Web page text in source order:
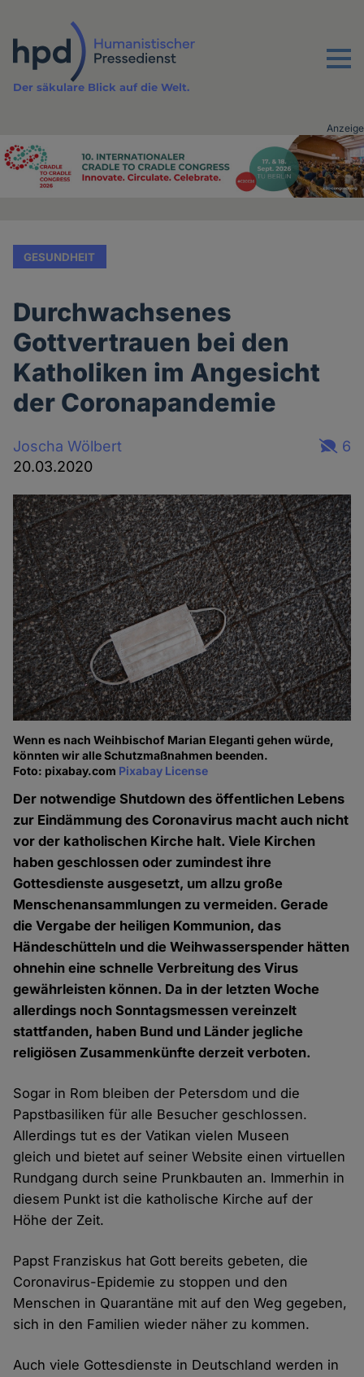
Inhalt
Menu
Der säkulare Blick auf die Welt.
Advertising
Anzeige
GESUNDHEIT
Durchwachsenes
Gottvertrauen bei den
Katholiken im Angesicht
der Coronapandemie
Joscha Wölbert
20.03.2020
6
Wenn es nach Weihbischof Marian Eleganti gehen würde,
könnten wir alle Schutzmaßnahmen beenden.
Foto: pixabay.com Pixabay License
Der notwendige Shutdown des öffentlichen Lebens
zur Eindämmung des Coronavirus macht auch nicht
vor der katholischen Kirche halt. Viele Kirchen
haben geschlossen oder zumindest ihre
Gottesdienste ausgesetzt, um allzu große
Menschenansammlungen zu vermeiden. Gerade
die Vergabe der heiligen Kommunion, das
Händeschütteln und die Weihwasserspender hätten
ohnehin eine schnelle Verbreitung des Virus
gewährleisten können. Da in der letzten Woche
allerdings noch Sonntagsmessen vereinzelt
stattfanden, haben Bund und Länder jegliche
religiösen Zusammenkünfte derzeit verboten.
Sogar in Rom bleiben der Petersdom und die
Papstbasiliken für alle Besucher geschlossen.
Allerdings tut es der Vatikan vielen Museen
gleich und bietet auf seiner Website einen virtuellen
Rundgang durch seine Prunkbauten an. Immerhin in
diesem Punkt ist die katholische Kirche auf der
Höhe der Zeit.
Papst Franziskus hat Gott bereits gebeten, die
Coronavirus-Epidemie zu stoppen und den
Menschen in Quarantäne mit auf den Weg gegeben,
sich in den Familien wieder näher zu kommen.
Auch viele Gottesdienste in Deutschland werden in